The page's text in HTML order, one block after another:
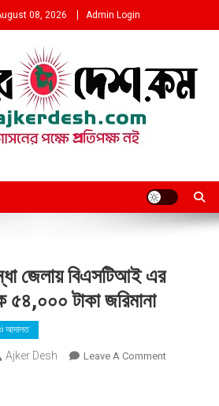
08, 2026 Admin Login
জেলায় বিএসটিআই এর
৫৪,০০০ টাকা জরিমানা
আদালত
Ajker Desh Leave A CommentOn